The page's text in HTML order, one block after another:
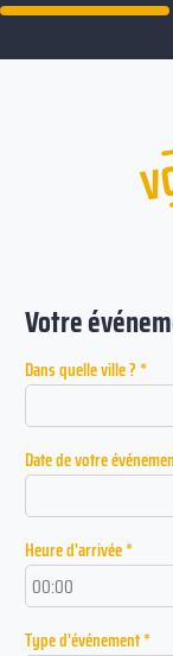
Votre
Dans quelle ville ? *
Date de votre
Heure d'arrivée *
Type d'événement *